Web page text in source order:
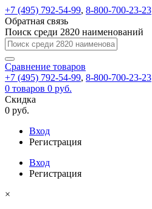
+7 (495) 792-54-99, 8-800-700-23-23
Обратная связь
Поиск среди 2820 наименований
Сравнение товаров
+7 (495) 792-54-99, 8-800-700-23-23
0 товаров 0 руб.
Скидка
0 руб.
Вход
Регистрация
Вход
Регистрация
×